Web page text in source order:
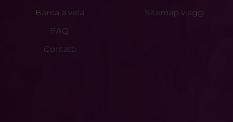
Barca a vela
FAQ
Contatti
Sitemap viaggi